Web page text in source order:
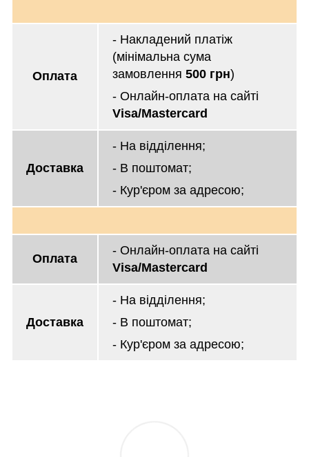
Оплата
- Накладений платіж
(мінімальна сума
замовлення 500 грн)
- Онлайн-оплата на сайті
Visa/Mastercard
Доставка
- На відділення;
- В поштомат;
- Кур'єром за адресою;
Оплата
- Онлайн-оплата на сайті
Visa/Mastercard
Доставка
- На відділення;
- В поштомат;
- Кур'єром за адресою;